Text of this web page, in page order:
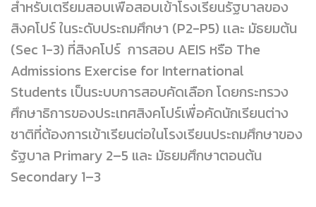
สำหรับเตรียมสอบเพื่อสอบเข้าโรงเรียนรัฐบาลของ
สิงคโปร์ ในระดับประถมศึกษา (P2-P5) เเละ มัธยมต้น
(Sec 1-3) ที่สิงคโปร์ การสอบ AEIS หรือ The
Admissions Exercise for International
Students เป็นระบบการสอบคัดเลือก โดยกระทรวง
ศึกษาธิการของประเทศสิงคโปร์เพื่อคัดนักเรียนต่าง
ชาติที่ต้องการเข้าเรียนต่อในโรงเรียนประถมศึกษาของ
รัฐบาล Primary 2–5 และ มัธยมศึกษาตอนต้น
Secondary 1–3